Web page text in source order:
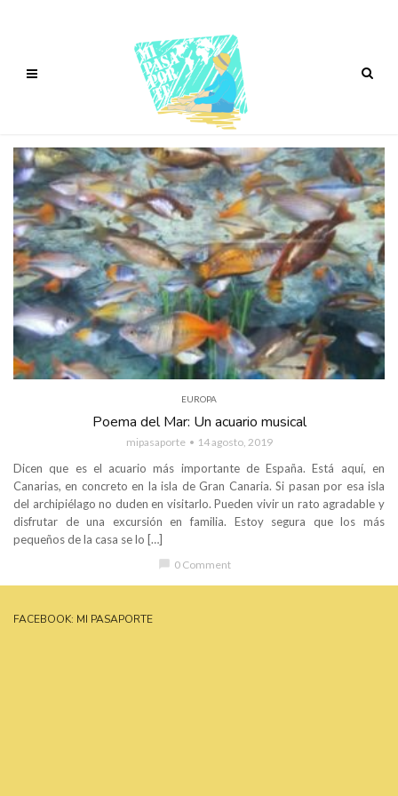
EUROPA
Poema del Mar: Un acuario musical
mipasaporte 14 agosto, 2019
Dicen que es el acuario más importante de España. Está aquí, en
Canarias, en concreto en la isla de Gran Canaria. Si pasan por esa isla
del archipiélago no duden en visitarlo. Pueden vivir un rato agradable y
disfrutar de una excursión en familia. Estoy segura que los más
pequeños de la casa se lo […]
chat_bubble 0 Comment
FACEBOOK: MI PASAPORTE